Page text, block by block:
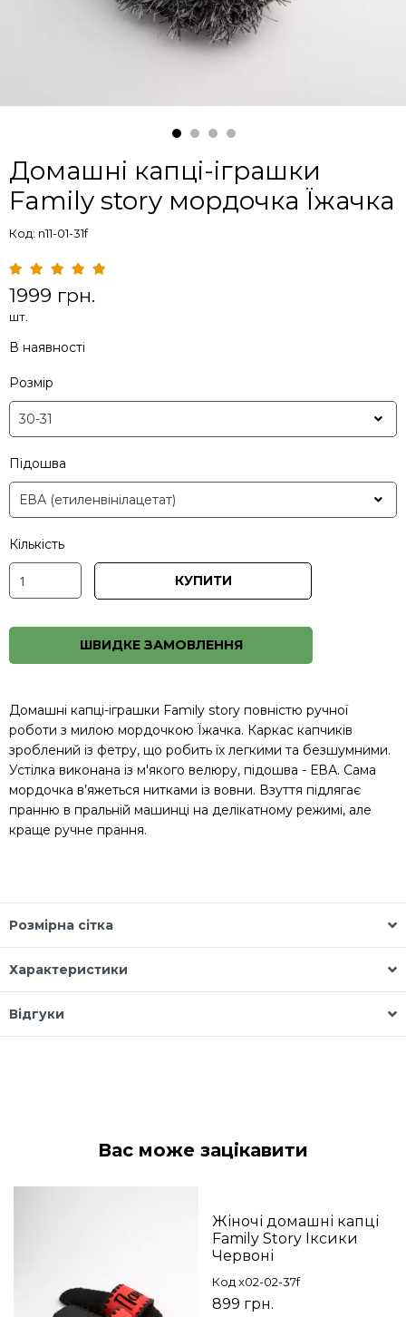
Домашні капці-іграшки
Family story мордочка Їжачка
Код: n11-01-31f
1999 грн.
шт.
В наявності
Розмір
Підошва
Кількість
КУПИТИ
ШВИДКЕ ЗАМОВЛЕННЯ
Домашні капці-іграшки Family story повністю ручної
роботи з милою мордочкою Їжачка. Каркас капчиків
зроблений із фетру, що робить їх легкими та безшумними.
Устілка виконана із м'якого велюру, підошва - ЕВА. Сама
мордочка в’яжеться нитками із вовни. Взуття підлягає
пранню в пральній машинці на делікатному режимі, але
краще ручне прання.
Розмірна сітка
Характеристики
Відгуки
Вас може зацікавити
Жіночі домашні капці
Family Story Іксики
Червоні
Код x02-02-37f
899 грн.